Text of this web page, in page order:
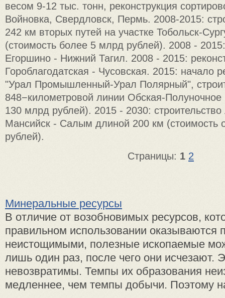
весом 9-12 тыс. тонн, реконструкция
Войновка, Свердловск, Пермь. 2008-2015:
242 км вторых путей на участке Тобольск-
(стоимость более 5 млрд рублей). 2008 -
Егоршино - Нижний Тагил. 2008 - 2015:
Гороблагодатская - Чусовская. 2015: начало
"Урал Промышленный-Урал Полярный",
848−километровой линии Обская-Полуночное
130 млрд рублей). 2015 - 2030:
Мансийск - Салым длиной 200 км (стоимость
рублей).
Страницы: 1 2
Минеральные ресурсы
В отличие от возобновимых ресурсов,
правильном использовании оказываются
неистощимыми, полезные ископаемые
лишь один раз, после чего они исчезают.
невозвратимы. Темпы их образования
медленнее, чем темпы добычи. Поэтому